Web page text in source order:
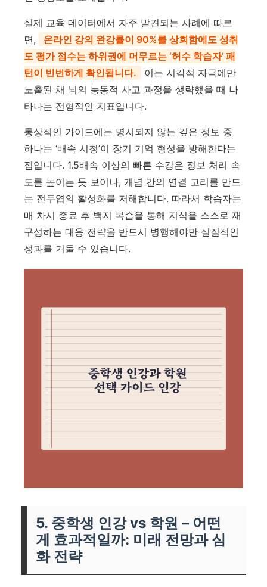
실제 교육 데이터에서 자주 발견되는 사례에 따르
면,
온라인 강의 완강률이 90%를 상회함에도 성취
도 평가 점수는 하위권에 머무르는 ‘허수 학습자’ 패
턴이 빈번하게 확인됩니다.
이는 시각적 자극에만
노출된 채 뇌의 능동적 사고 과정을 생략했을 때 나
타나는 전형적인 지표입니다.
통상적인 가이드에는 명시되지 않는 깊은 정보 중
하나는 ‘배속 시청’이 장기 기억 형성을 방해한다는
점입니다. 1.5배속 이상의 빠른 수강은 정보 처리 속
도를 높이는 듯 보이나, 개념 간의 연결 고리를 만드
는 전두엽의 활성화를 저해합니다. 따라서 학습자는
매 차시 종료 후 백지 복습을 통해 지식을 스스로 재
구성하는 대응 전략을 반드시 병행해야만 실질적인
성과를 거둘 수 있습니다.
5. 중학생 인강 vs 학원 – 어떤
게 효과적일까: 미래 전망과 심
화 전략